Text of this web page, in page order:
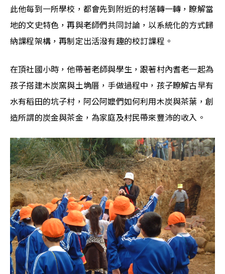
此他每到一所學校，都會先到附近的村落轉一轉，瞭解當
地的文史特色，再與老師們共同討論，以系統化的方式歸
納課程架構，再制定出活潑有趣的校訂課程。
在頂社國小時，他帶著老師與學生，跟著村內耆老一起為
孩子搭建木炭窯與土埆厝，手做過程中，孩子瞭解古早有
水有稻田的坑子村，阿公阿嬤們如何利用木炭與茶葉，創
造所謂的炭金與茶金，為家庭及村民帶來豐沛的收入。